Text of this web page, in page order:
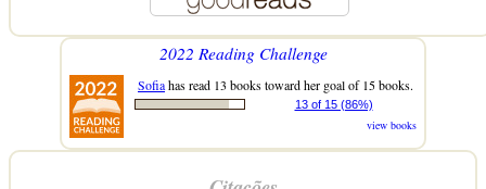
2022 Reading Challenge
Sofiahas read 13 books toward her goal of 15 books.
13 of 15 (86%)
view books